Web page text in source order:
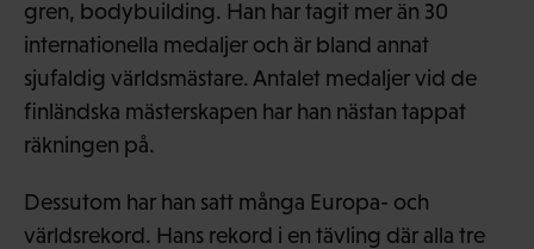
gren, bodybuilding. Han har tagit mer än 30
internationella medaljer och är bland annat
sjufaldig världsmästare. Antalet medaljer vid de
finländska mästerskapen har han nästan tappat
räkningen på.
Dessutom har han satt många Europa- och
världsrekord. Hans rekord i en tävling där alla tre